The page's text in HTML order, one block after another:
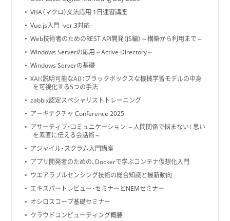
VBA（マクロ）文法応用 1日速習講座
Vue.js入門 -ver.3対応-
Web技術者のためのREST API開発（JS編）～構築から利用まで～
Windows Serverの応用～Active Directory～
Windows Serverの基礎
XAI（説明可能なAI）：ブラックボックスな機械学習モデルの中身
を可視化する5つの手法
zabbix認定スペシャリストトレーニング
アーキテクチャ Conference 2025
アサーティブ・コミュニケーション ～人間関係で悩まない！ 思い
を素直に伝える会話術～
アジャイル・スクラム入門講座
アプリ開発者のための、Dockerで学ぶコンテナ仮想化入門
ウエアラブルセンシング技術の総合知識と最新動向
エキスパートレビュー･セミナーとNEMセミナー
オシロスコープ基礎セミナー
クラウドコンピューティング概要